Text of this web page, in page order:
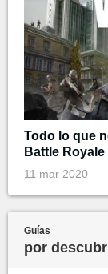
Todo lo que
Battle
11 mar 2020
Guías
por